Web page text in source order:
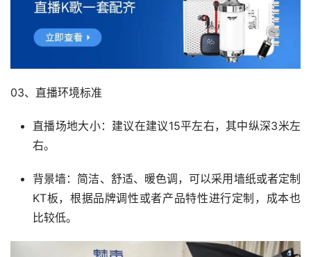
03、直播环境标准
直播场地大小：建议在建议15平左右，其中纵深3米左
右。
背景墙：简洁、舒适、暖色调，可以采用墙纸或者定制
KT板，根据品牌调性或者产品特性进行定制，成本也
比较低。